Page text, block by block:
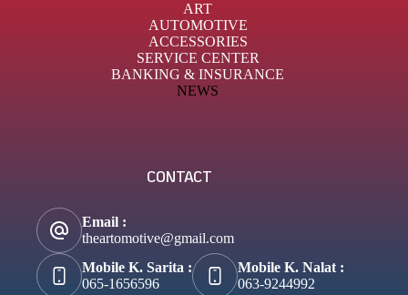
ART
AUTOMOTIVE
ACCESSORIES
SERVICE CENTER
BANKING & INSURANCE
NEWS
CONTACT
Email :
theartomotive@gmail.com
Mobile K. Sarita :
065-1656596
Mobile K. Nalat :
063-9244992